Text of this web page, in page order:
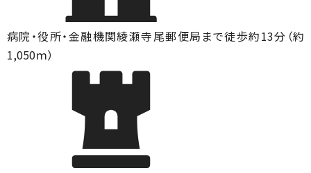
病院・役所・金融機関綾瀬寺尾郵便局まで徒歩約13分（約
1,050ｍ）